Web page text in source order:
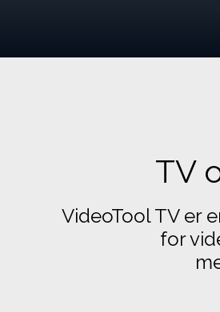
TV
VideoTool TV er
for